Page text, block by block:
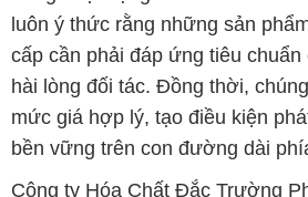
bền vững trên con đường dài
Công ty Hóa Chất Đắc Trường
ứng đa dạng các nhu cầu về
tất cả các ngành nghề và lĩnh
nhau tại TP. Hồ Chí Minh. Sứ
cung cấp và phân phối những